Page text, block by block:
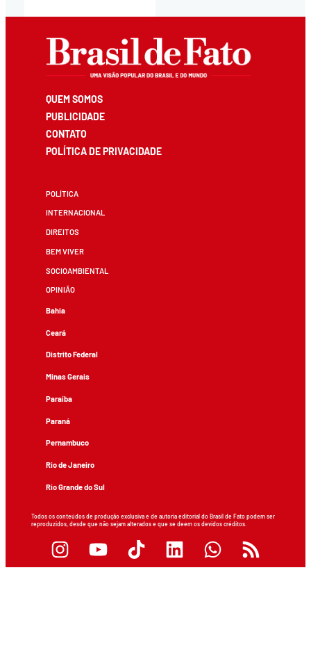
QUEM SOMOS
PUBLICIDADE
CONTATO
POLÍTICA DE PRIVACIDADE
POLÍTICA
INTERNACIONAL
DIREITOS
BEM VIVER
SOCIOAMBIENTAL
OPINIÃO
Bahia
Ceará
Distrito Federal
Minas Gerais
Paraíba
Paraná
Pernambuco
Rio de Janeiro
Rio Grande do Sul
Todos os conteúdos de produção exclusiva e de autoria editorial do Brasil de Fato podem ser
reproduzidos, desde que não sejam alterados e que se deem os devidos créditos.